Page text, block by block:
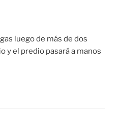
luego de más de dos
y el predio pasará a manos